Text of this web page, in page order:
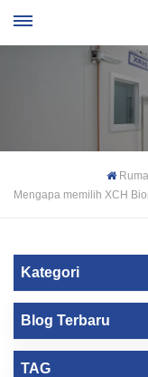
Mengapa memilih XCH
Kategori
Blog Terbaru
TAG